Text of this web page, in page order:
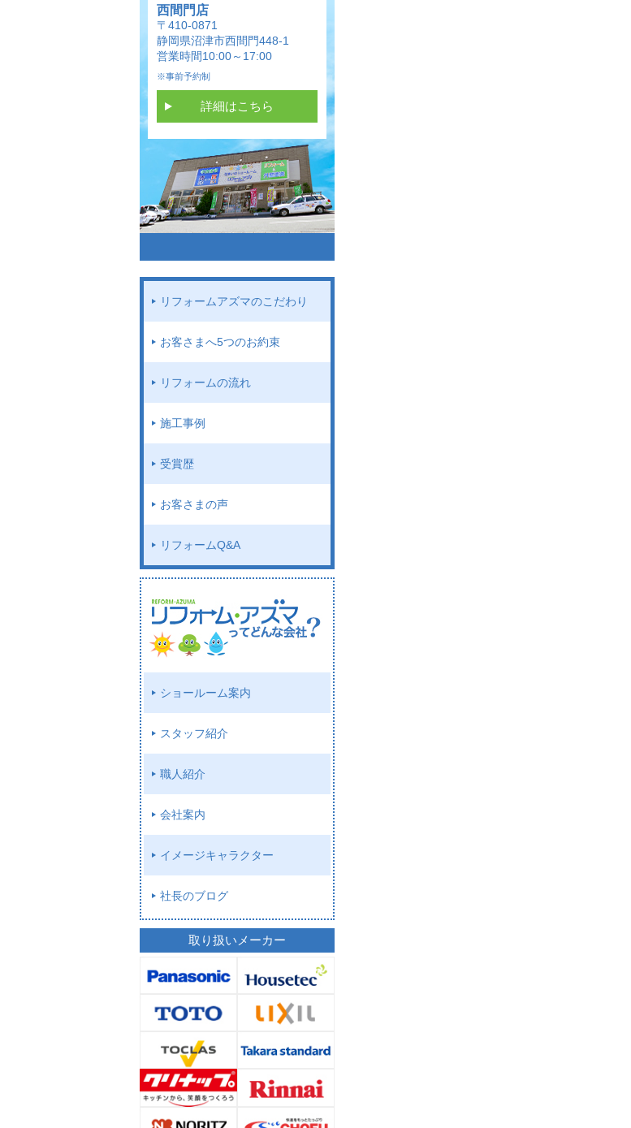
西間門店
〒410-0871
静岡県沼津市西間門448-1
営業時間10:00～17:00
※事前予約制
詳細はこちら
リフォームアズマのこだわり
お客さまへ5つのお約束
リフォームの流れ
施工事例
受賞歴
お客さまの声
リフォームQ&A
ショールーム案内
スタッフ紹介
職人紹介
会社案内
イメージキャラクター
社長のブログ
取り扱いメーカー